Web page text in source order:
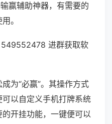
赢辅助神器，有需要的
。
549552478 进群获取软
为“必赢”。其操作方式
以自定义手机打牌系统
开挂功能，一键便可以